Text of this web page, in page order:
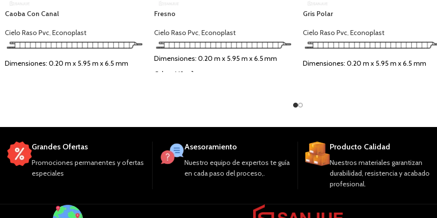
Caoba Con Canal
Cielo Raso Pvc, Econoplast
Dimensiones: 0.20 m x 5.95 m x 6.5 mm
Fresno
Cielo Raso Pvc, Econoplast
Dimensiones: 0.20 m x 5.95 m x 6.5 mm
Cubre: 1.19 m²
Gris Polar
Cielo Raso Pvc, Econoplast
Dimensiones: 0.20 m x 5.95 m x 6.5 mm
Grandes Ofertas
Promociones permanentes y ofertas
especiales
Asesoramiento
Nuestro equipo de expertos te guía
en cada paso del proceso,.
Producto Calidad
Nuestros materiales garantizan
durabilidad, resistencia y acabado
profesional.